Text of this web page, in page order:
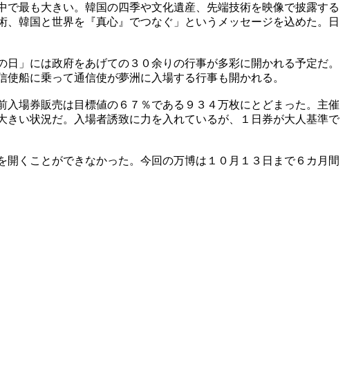
最も大きい。韓国の四季や文化遺産、先端技術を映像で披露する
韓国と世界を『真心』でつなぐ」というメッセージを込めた。日
」には政府をあげての３０余りの行事が多彩に開かれる予定だ。
船に乗って通信使が夢洲に入場する行事も開かれる。
場券販売は目標値の６７％である９３４万枚にとどまった。主催
い状況だ。入場者誘致に力を入れているが、１日券が大人基準で
くことができなかった。今回の万博は１０月１３日まで６カ月間